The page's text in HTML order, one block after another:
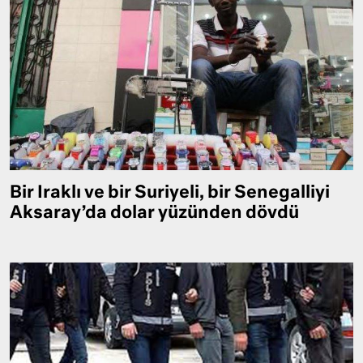
Bir Iraklı ve bir Suriyeli, bir Senegalliyi
Aksaray’da dolar yüzünden dövdü